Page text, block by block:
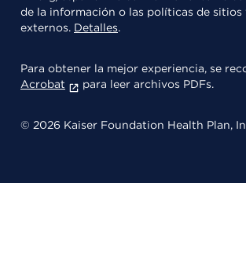
de la información o las políticas de sitios
externos. Detalles.
Para obtener la mejor experiencia, se
Acrobat
para leer archivos PDFs.
© 2026 Kaiser Foundation Health Plan,